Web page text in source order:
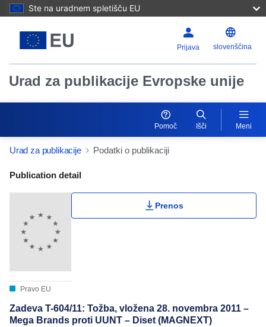
Ste na uradnem spletišču EU
Prijava slovenščina
Urad za publikacije Evropske unije
Pomoč Išči Meni
Urad za publikacije Podatki o publikaciji
Publication Detail Actions Portlet
Publication detail
Pravo EU
Prenos
Zadeva T-604/11: Tožba, vložena 28. novembra 2011 –
Mega Brands proti UUNT – Diset (MAGNEXT)